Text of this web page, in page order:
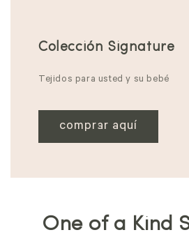
Colección Signature
Tejidos para usted y su bebé
comprar aquí
One of a Kind